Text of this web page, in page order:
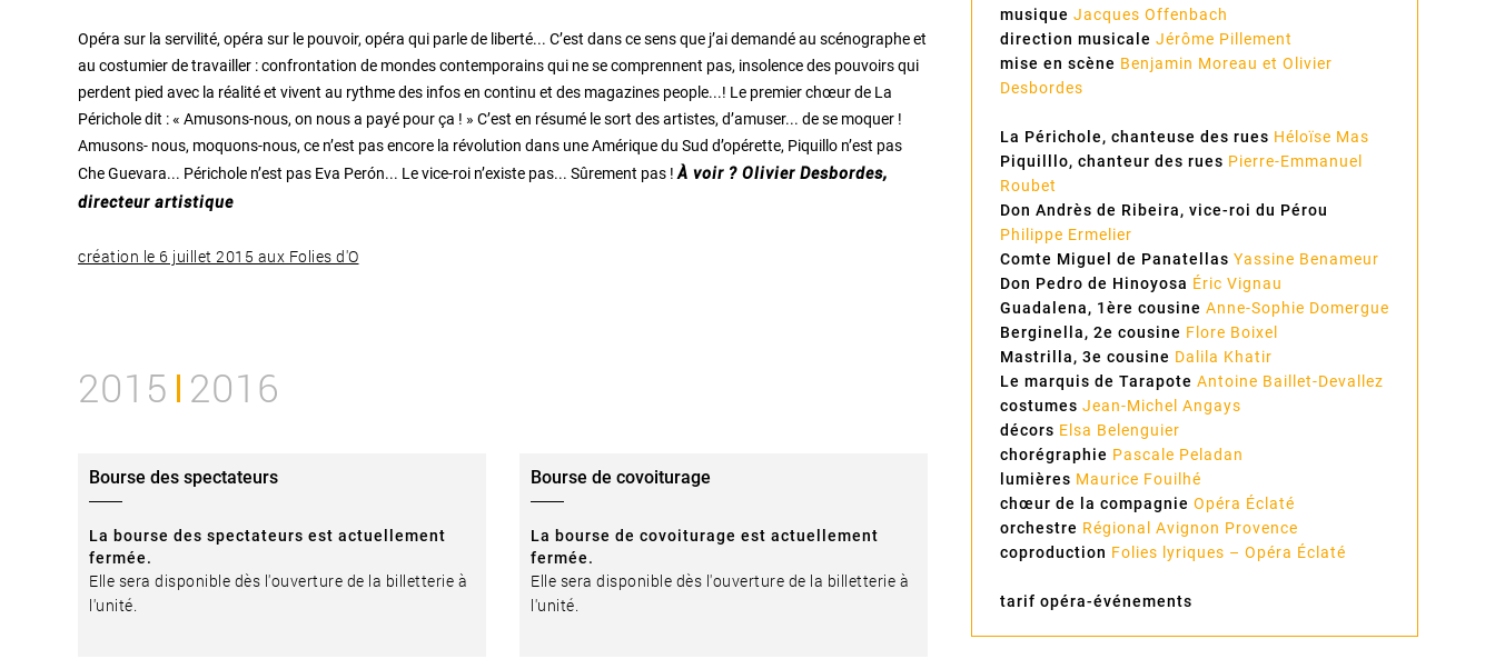
musique Jacques Offenbach
direction musicale Jérôme Pillement
mise en scène Benjamin Moreau et Olivier
Desbordes
La Périchole, chanteuse des rues Héloïse Mas
Piquilllo, chanteur des rues Pierre-Emmanuel
Roubet
Don Andrès de Ribeira, vice-roi du Pérou
Philippe Ermelier
Comte Miguel de Panatellas Yassine Benameur
Don Pedro de Hinoyosa Éric Vignau
Guadalena, 1ère cousine Anne-Sophie Domergue
Berginella, 2e cousine Flore Boixel
Mastrilla, 3e cousine Dalila Khatir
Le marquis de Tarapote Antoine Baillet-Devallez
costumes Jean-Michel Angays
décors Elsa Belenguier
chorégraphie Pascale Peladan
lumières Maurice Fouilhé
chœur de la compagnie Opéra Éclaté
orchestre Régional Avignon Provence
coproduction Folies lyriques – Opéra Éclaté
tarif opéra-événements
Opéra sur la servilité, opéra sur le pouvoir, opéra qui parle de liberté... C’est dans ce sens que j’ai demandé au scénographe et
au costumier de travailler : confrontation de mondes contemporains qui ne se comprennent pas, insolence des pouvoirs qui
perdent pied avec la réalité et vivent au rythme des infos en continu et des magazines people...! Le premier chœur de La
Périchole dit : « Amusons-nous, on nous a payé pour ça ! » C’est en résumé le sort des artistes, d’amuser... de se moquer !
Amusons- nous, moquons-nous, ce n’est pas encore la révolution dans une Amérique du Sud d’opérette, Piquillo n’est pas
Che Guevara... Périchole n’est pas Eva Perón... Le vice-roi n’existe pas... Sûrement pas ! À voir ? Olivier Desbordes,
directeur artistique
création le 6 juillet 2015 aux Folies d'O
2015 2016
Bourse des spectateurs
La bourse des spectateurs est actuellement
fermée.
Elle sera disponible dès l'ouverture de la billetterie à
l'unité.
Bourse de covoiturage
La bourse de covoiturage est actuellement
fermée.
Elle sera disponible dès l'ouverture de la billetterie à
l'unité.